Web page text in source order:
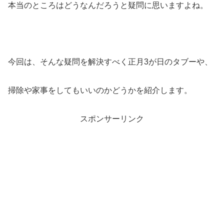
本当のところはどうなんだろうと疑問に思いますよね。
今回は、そんな疑問を解決すべく正月3が日のタブーや、
掃除や家事をしてもいいのかどうかを紹介します。
スポンサーリンク